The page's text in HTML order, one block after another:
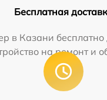
Бесплатная
в Казани бесплатно
на ремонт и